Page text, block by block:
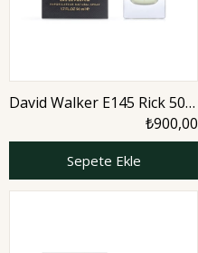
David Walker E145 Rick 50
ml Erkek Parfüm | Woody
₺900,00
Sepete Ekle